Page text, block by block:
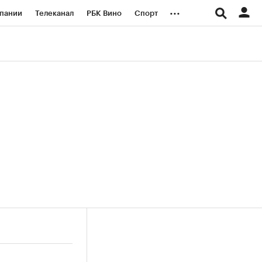
Телеканал РБК Вино Спорт ...